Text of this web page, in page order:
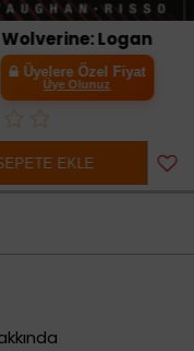
Wolverine: Logan
Üyelere Özel Fiyat
Üye Olunuz
EKLE